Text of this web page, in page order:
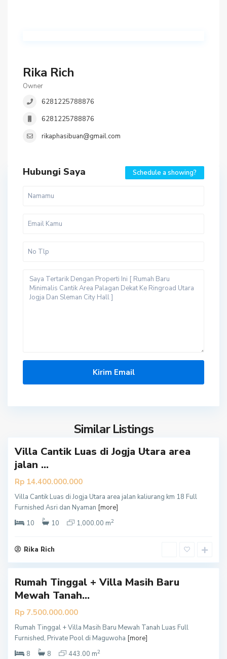
Rika Rich
Owner
6281225788876
6281225788876
rikaphasibuan@gmail.com
Hubungi Saya Schedule a showing?
Similar Listings
m
Villa Cantik Luas di Jogja Utara area
jalan ...
Rp 14.400.000.000
Villa Cantik Luas di Jogja Utara area jalan kaliurang km 18 Full
Furnished Asri dan Nyaman [more]
10
10 1,000.00 m2
Rika Rich
S
l
e
a
Rumah Tinggal + Villa Masih Baru
Mewah Tanah...
Rp 7.500.000.000
Rumah Tinggal + Villa Masih Baru Mewah Tanah Luas Full
Furnished, Private Pool di Maguwoha [more]
8
8 443.00 m2
S
l
e